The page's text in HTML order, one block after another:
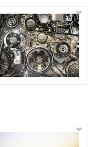
❤
❤